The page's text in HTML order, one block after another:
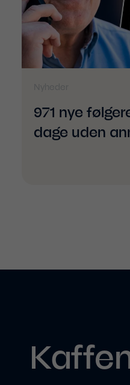
971 nye
dage uden